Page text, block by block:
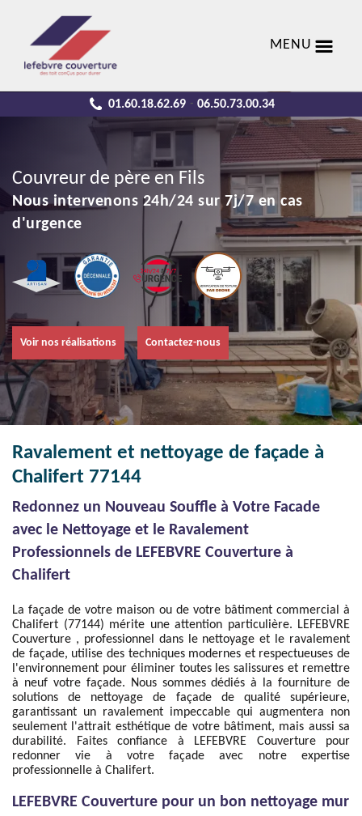
MENU
01.60.18.62.69 - 06.50.73.00.34
Couvreur de père en Fils
Nous intervenons 24h/24 sur 7j/7 en cas
d'urgence
Voir nos réalisations Contactez-nous
Ravalement et nettoyage de façade à
Chalifert 77144
Redonnez un Nouveau Souffle à Votre Facade
avec le Nettoyage et le Ravalement
Professionnels de LEFEBVRE Couverture à
Chalifert
La façade de votre maison ou de votre bâtiment commercial à
Chalifert (77144) mérite une attention particulière. LEFEBVRE
Couverture , professionnel dans le nettoyage et le ravalement
de façade, utilise des techniques modernes et respectueuses de
l'environnement pour éliminer toutes les salissures et remettre
à neuf votre façade. Nous sommes dédiés à la fourniture de
solutions de nettoyage de façade de qualité supérieure,
garantissant un ravalement impeccable qui augmentera non
seulement l'attrait esthétique de votre bâtiment, mais aussi sa
durabilité. Faites confiance à LEFEBVRE Couverture pour
redonner vie à votre façade avec notre expertise
professionnelle à Chalifert.
LEFEBVRE Couverture pour un bon nettoyage mur